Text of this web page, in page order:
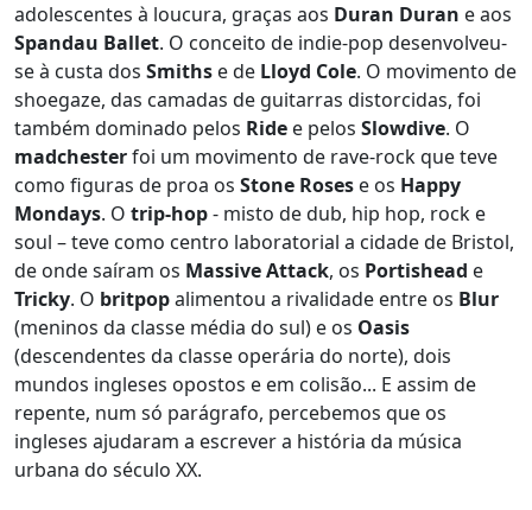
adolescentes à loucura, graças aos Duran Duran e aos
Spandau Ballet. O conceito de indie-pop desenvolveu-
se à custa dos Smiths e de Lloyd Cole. O movimento de
shoegaze, das camadas de guitarras distorcidas, foi
também dominado pelos Ride e pelos Slowdive. O
madchesterfoi um movimento de rave-rock que teve
como figuras de proa os Stone Roses e os Happy
Mondays. O trip-hop- misto de dub, hip hop, rock e
soul – teve como centro laboratorial a cidade de Bristol,
de onde saíram os Massive Attack, os Portishead e
Tricky. O britpopalimentou a rivalidade entre os Blur
(meninos da classe média do sul) e os Oasis
(descendentes da classe operária do norte), dois
mundos ingleses opostos e em colisão... E assim de
repente, num só parágrafo, percebemos que os
ingleses ajudaram a escrever a história da música
urbana do século XX.